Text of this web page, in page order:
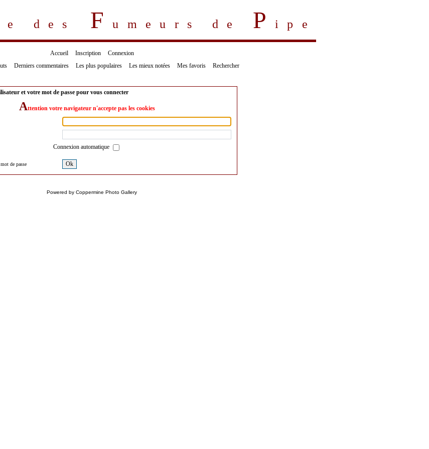
des Fumeurs de P ipe
Accueil Inscription
Connexion
Derniers commentaires Les plus populaires Les mieux notées Mes favoris Rechercher
et votre mot de passe pour vous connecter
Attention votre navigateur n'accepte pas les cookies
Connexion automatique
de passe Ok
Powered by Coppermine Photo Gallery